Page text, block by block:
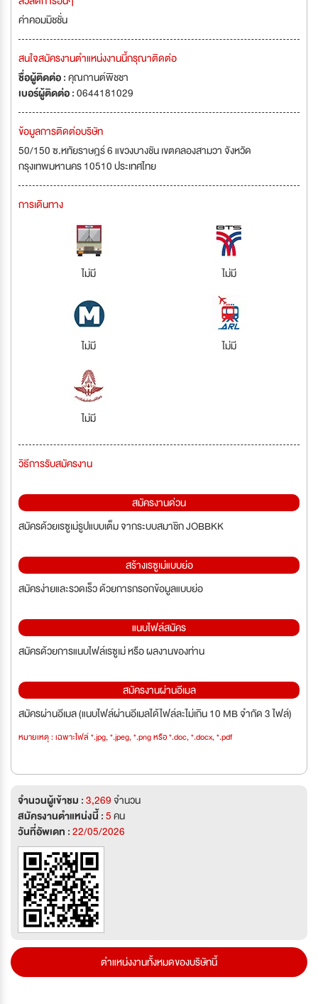
ค่าคอมมิชชั่น
สนใจสมัครงานตำแหน่งงานนี้กรุณาติดต่อ
ชื่อผู้ติดต่อ :คุณกานต์พิชชา
เบอร์ผู้ติดต่อ :0644181029
ข้อมูลการติดต่อบริษัท
50/150 ซ.หทัยราษฎร์ 6 แขวงบางชัน เขตคลองสามวา จังหวัด
กรุงเทพมหานคร 10510 ประเทศไทย
การเดินทาง
ไม่มี ไม่มี
ไม่มี ไม่มี
ไม่มี
วิธีการรับสมัครงาน
สมัครงานด่วน
สมัครด้วยเรซูเม่รูปแบบเต็ม จากระบบสมาชิก JOBBKK
สร้างเรซูเม่แบบย่อ
สมัครง่ายและรวดเร็ว ด้วยการกรอกข้อมูลแบบย่อ
แนบไฟล์สมัคร
สมัครด้วยการแนบไฟล์เรซูเม่ หรือ ผลงานของท่าน
สมัครงานผ่านอีเมล
สมัครผ่านอีเมล (แนบไฟล์ผ่านอีเมลได้ไฟล์ละไม่เกิน 10 MB จำกัด 3 ไฟล์)
หมายเหตุ : เฉพาะไฟล์ *.jpg, *.jpeg, *.png หรือ *.doc, *.docx, *.pdf
จำนวนผู้เข้าชม :3,269จำนวน
สมัครงานตำแหน่งนี้ :5คน
วันที่อัพเดท :22/05/2026
ตำแหน่งงานทั้งหมดของบริษัทนี้